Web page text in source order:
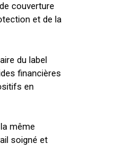
couverture
et de la
du label
financières
en
même
soigné et